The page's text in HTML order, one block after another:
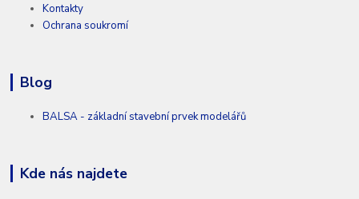
Kontakty
Ochrana soukromí
Blog
BALSA - základní stavební prvek modelářů
Kde nás najdete